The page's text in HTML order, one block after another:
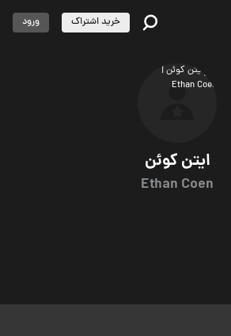
ایتن کوئن
Ethan Coen
خرید اشتراک ورود